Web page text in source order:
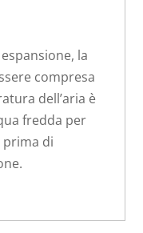
la
compresa
dell’aria è
fredda per
di